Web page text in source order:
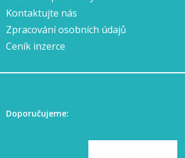
Kontaktujte nás
Zpracování osobních údajů
Ceník inzerce
Doporučujeme: